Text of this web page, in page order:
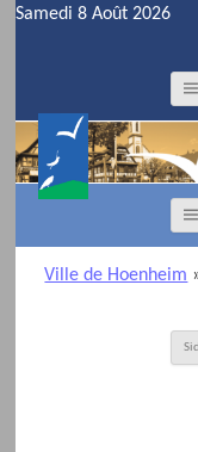
Samedi 8 Août 2026
Ville de Hoenheim